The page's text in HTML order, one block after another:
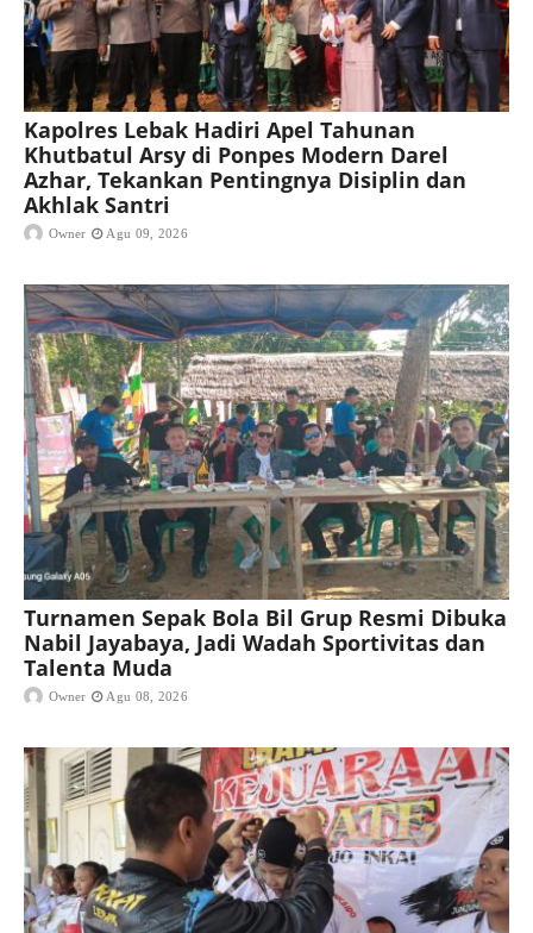
Kapolres Lebak Hadiri Apel Tahunan
Khutbatul Arsy di Ponpes Modern Darel
Azhar, Tekankan Pentingnya Disiplin dan
Akhlak Santri
Owner Agu 09, 2026
Turnamen Sepak Bola Bil Grup Resmi Dibuka
Nabil Jayabaya, Jadi Wadah Sportivitas dan
Talenta Muda
Owner Agu 08, 2026